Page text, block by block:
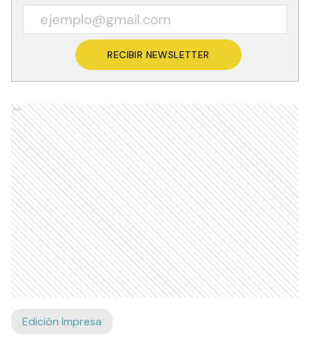
RECIBIR NEWSLETTER
Ads
Edición Impresa